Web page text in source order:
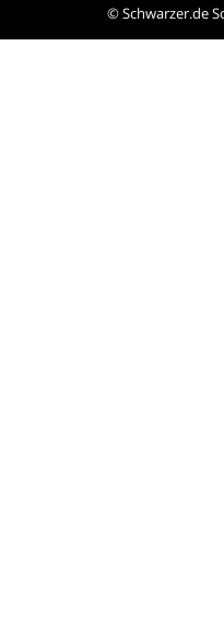
©Schwarzer.de